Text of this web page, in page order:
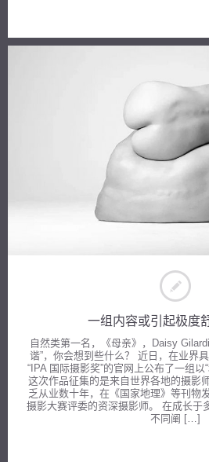
一组内容或引起极度
自然类第一名，《母亲》，Daisy
谐”，你会想到些什么？ 近日，在业界
“IPA 国际摄影奖”的官网上公布了一组以
这次作品征集的是来自世界各地的摄影
乏从业数十年，在《国家地理》等刊物
摄影大赛评委的资深摄影师。 在成长于
不同阐 […]